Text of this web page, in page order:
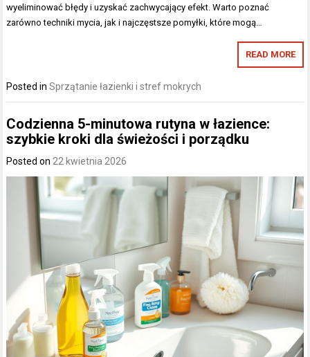
wyeliminować błędy i uzyskać zachwycający efekt. Warto poznać
zarówno techniki mycia, jak i najczęstsze pomyłki, które mogą…
READ MORE
Posted inSprzątanie łazienki i stref mokrych
Codzienna 5-minutowa rutyna w łazience:
szybkie kroki dla świeżości i porządku
Posted on 22 kwietnia 2026